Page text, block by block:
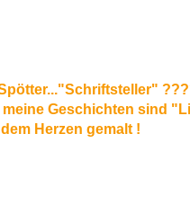
Geschichten sind
Herzen gemalt !